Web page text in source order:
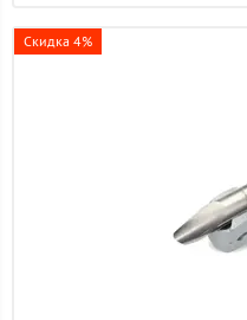
Скидка 4%